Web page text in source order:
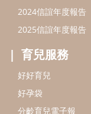
2024信誼年度報告
2025信誼年度報告
育兒服務
好好育兒
好孕袋
分齡育兒電子報